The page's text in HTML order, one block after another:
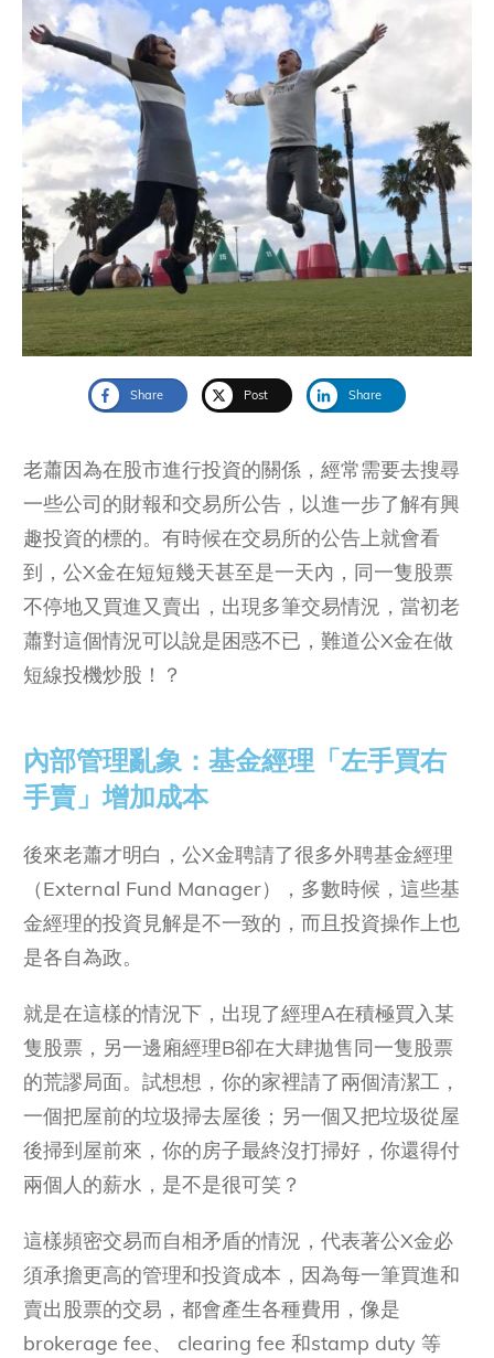
Share Post Share
老蕭因為在股市進行投資的關係，經常需要去搜尋
一些公司的財報和交易所公告，以進一步了解有興
趣投資的標的。有時候在交易所的公告上就會看
到，公X金在短短幾天甚至是一天內，同一隻股票
不停地又買進又賣出，出現多筆交易情況，當初老
蕭對這個情況可以說是困惑不已，難道公X金在做
短線投機炒股！？
內部管理亂象：基金經理「左手買右
手賣」增加成本
後來老蕭才明白，公X金聘請了很多外聘基金經理
（External Fund Manager），多數時候，這些基
金經理的投資見解是不一致的，而且投資操作上也
是各自為政。
就是在這樣的情況下，出現了經理A在積極買入某
隻股票，另一邊廂經理B卻在大肆拋售同一隻股票
的荒謬局面。試想想，你的家裡請了兩個清潔工，
一個把屋前的垃圾掃去屋後；另一個又把垃圾從屋
後掃到屋前來，你的房子最終沒打掃好，你還得付
兩個人的薪水，是不是很可笑？
這樣頻密交易而自相矛盾的情況，代表著公X金必
須承擔更高的管理和投資成本，因為每一筆買進和
賣出股票的交易，都會產生各種費用，像是
brokerage fee、 clearing fee 和stamp duty 等